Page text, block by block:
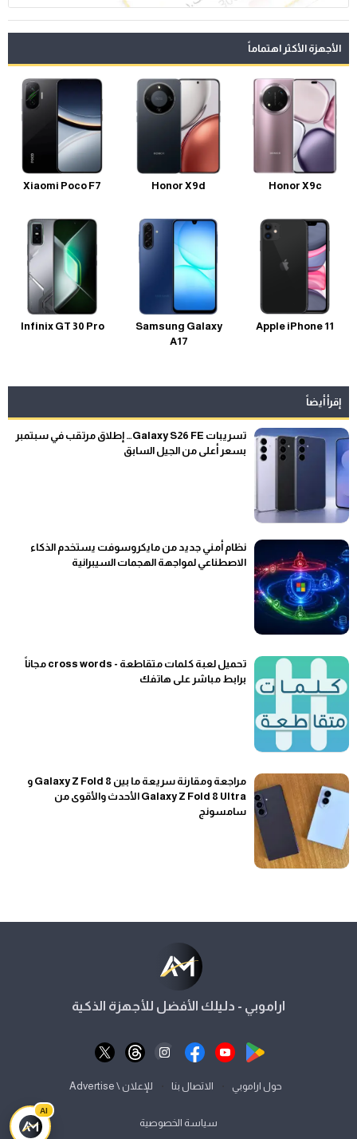
الأجهزة الأكثر اهتماماً
Honor X9c
Honor X9d
Xiaomi Poco F7
Apple iPhone 11
Samsung Galaxy
A17
Infinix GT 30 Pro
إقرأ أيضاً
تسريبات Galaxy S26 FE… إطلاق مرتقب في سبتمبر
بسعر أعلى من الجيل السابق
نظام أمني جديد من مايكروسوفت يستخدم الذكاء
الاصطناعي لمواجهة الهجمات السيبرانية
تحميل لعبة كلمات متقاطعة - cross words مجاناً
برابط مباشر على هاتفك
مراجعة ومقارنة سريعة ما بين Galaxy Z Fold 8 و
Galaxy Z Fold 8 Ultra الأحدث والأقوى من
سامسونج
اراموبي - دليلك الأفضل للأجهزة الذكية
حول اراموبي الاتصال بنا للإعلان \ Advertise
سياسة الخصوصية
AI